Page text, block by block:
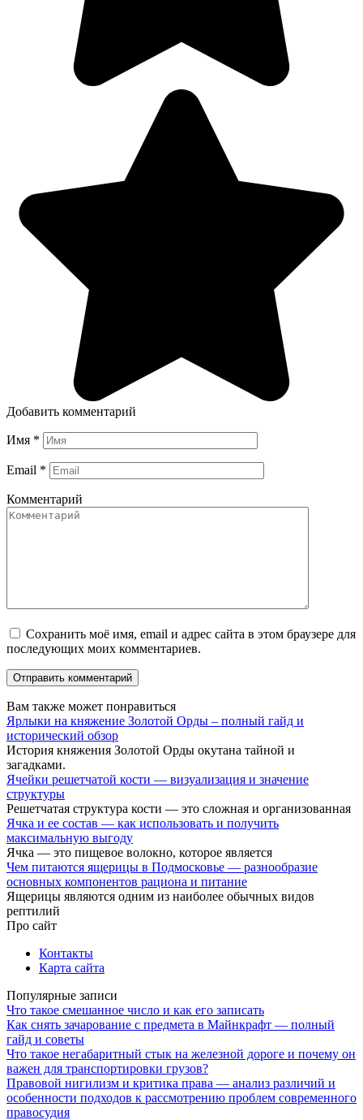
Добавить комментарий
Имя *
Email *
Комментарий
Сохранить моё имя, email и адрес сайта в этом браузере для
последующих моих комментариев.
Вам также может понравиться
Ярлыки на княжение Золотой Орды – полный гайд и
исторический обзор
История княжения Золотой Орды окутана тайной и
загадками.
Ячейки решетчатой кости — визуализация и значение
структуры
Решетчатая структура кости — это сложная и организованная
Ячка и ее состав — как использовать и получить
максимальную выгоду
Ячка — это пищевое волокно, которое является
Чем питаются ящерицы в Подмосковье — разнообразие
основных компонентов рациона и питание
Ящерицы являются одним из наиболее обычных видов
рептилий
Про сайт
Контакты
Карта сайта
Популярные записи
Что такое смешанное число и как его записать
Как снять зачарование с предмета в Майнкрафт — полный
гайд и советы
Что такое негабаритный стык на железной дороге и почему он
важен для транспортировки грузов?
Правовой нигилизм и критика права — анализ различий и
особенности подходов к рассмотрению проблем современного
правосудия